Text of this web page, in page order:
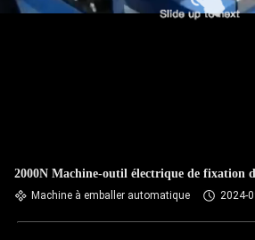
2000N Machine-outil électrique de fixation
Machine à emballer automatique 2024-